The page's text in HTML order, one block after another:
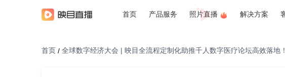
首页 产品服务 照片直播 解决方案
首页 / 全球数字经济大会 | 映目全流程定制化助推千人数字医疗论坛高效落地！